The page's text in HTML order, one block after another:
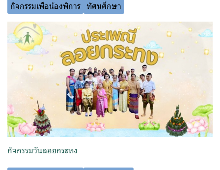
กิจกรรมเพื่อน้องพิการ ทัศนศึกษา
กิจกรรมวันลอยกระทง